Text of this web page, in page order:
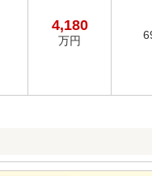
4,180
万円